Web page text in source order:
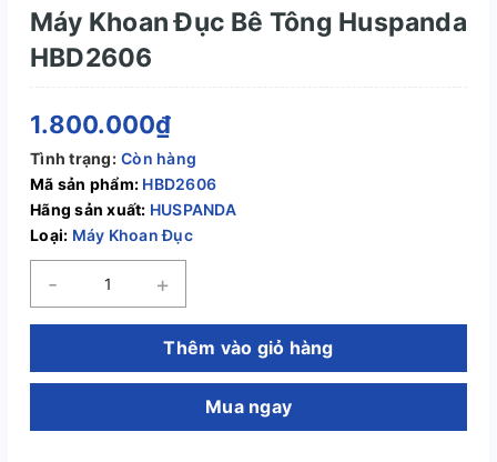
Máy Khoan Đục Bê Tông Huspanda
HBD2606
1.800.000₫
Tình trạng: Còn hàng
Mã sản phẩm: HBD2606
Hãng sản xuất: HUSPANDA
Loại: Máy Khoan Đục
- +
Thêm vào giỏ hàng
Mua ngay